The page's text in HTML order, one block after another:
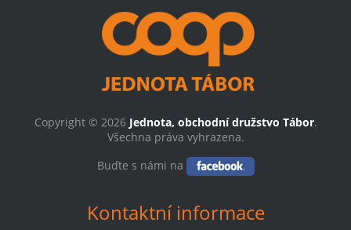
Copyright © 2026 Jednota, obchodní družstvo Tábor.
Všechna práva vyhrazena.
Buďte s námi na
Kontaktní informace